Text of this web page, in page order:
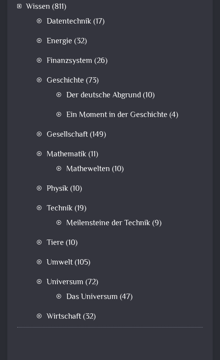
Wissen (811)
Datentechnik(17)
Energie (32)
Finanzsystem (26)
Geschichte (73)
Der deutsche Abgrund(10)
Ein Moment in der Geschichte (4)
Gesellschaft(149)
Mathematik(11)
Mathewelten (10)
Physik(10)
Technik(19)
Meilensteine der Technik(9)
Tiere (10)
Umwelt(105)
Universum (72)
Das Universum (47)
Wirtschaft(32)